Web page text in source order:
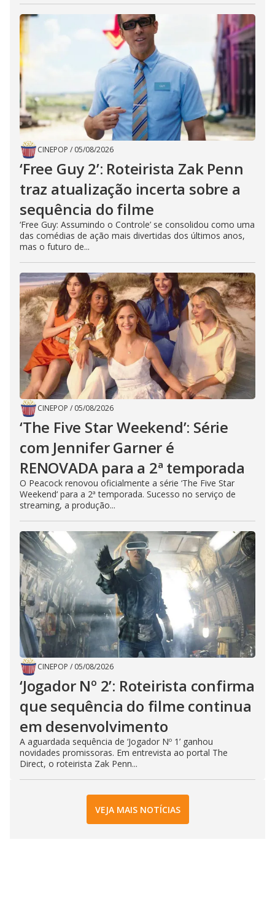
CINEPOP / 05/08/2026
‘Free Guy 2’: Roteirista Zak Penn
traz atualização incerta sobre a
sequência do filme
‘Free Guy: Assumindo o Controle’ se consolidou como uma
das comédias de ação mais divertidas dos últimos anos,
mas o futuro de...
CINEPOP / 05/08/2026
‘The Five Star Weekend’: Série
com Jennifer Garner é
RENOVADA para a 2ª temporada
O Peacock renovou oficialmente a série ‘The Five Star
Weekend‘ para a 2ª temporada. Sucesso no serviço de
streaming, a produção...
CINEPOP / 05/08/2026
‘Jogador Nº 2’: Roteirista confirma
que sequência do filme continua
em desenvolvimento
A aguardada sequência de ‘Jogador Nº 1’ ganhou
novidades promissoras. Em entrevista ao portal The
Direct, o roteirista Zak Penn...
VEJA MAIS NOTÍCIAS